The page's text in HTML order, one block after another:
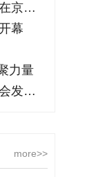
十四届全国人大四次会议开幕会在京举行
幕
力量
《中华人民共和国国民经济和社会发展第十
more>>